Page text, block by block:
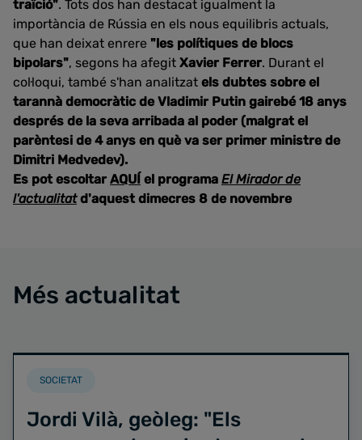
traïció". Tots dos han destacat igualment la
importància de Rússia en els nous equilibris actuals,
que han deixat enrere "les polítiques de blocs
bipolars", segons ha afegit Xavier Ferrer. Durant el
col·loqui, també s'han analitzat els dubtes sobre el
tarannà democràtic de Vladimir Putin gairebé 18 anys
després de la seva arribada al poder (malgrat el
parèntesi de 4 anys en què va ser primer ministre de
Dimitri Medvedev).
Es pot escoltar AQUÍ el programa El Mirador de
l'actualitatd'aquest dimecres 8 de novembre
Més actualitat
SOCIETAT
Jordi Vilà, geòleg: "Els